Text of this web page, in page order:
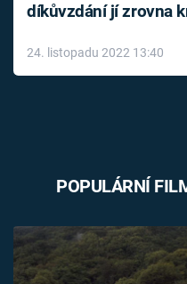
díkůvzdání jí zrovna
24. listopadu 2022 13:40
POPULÁRNÍ